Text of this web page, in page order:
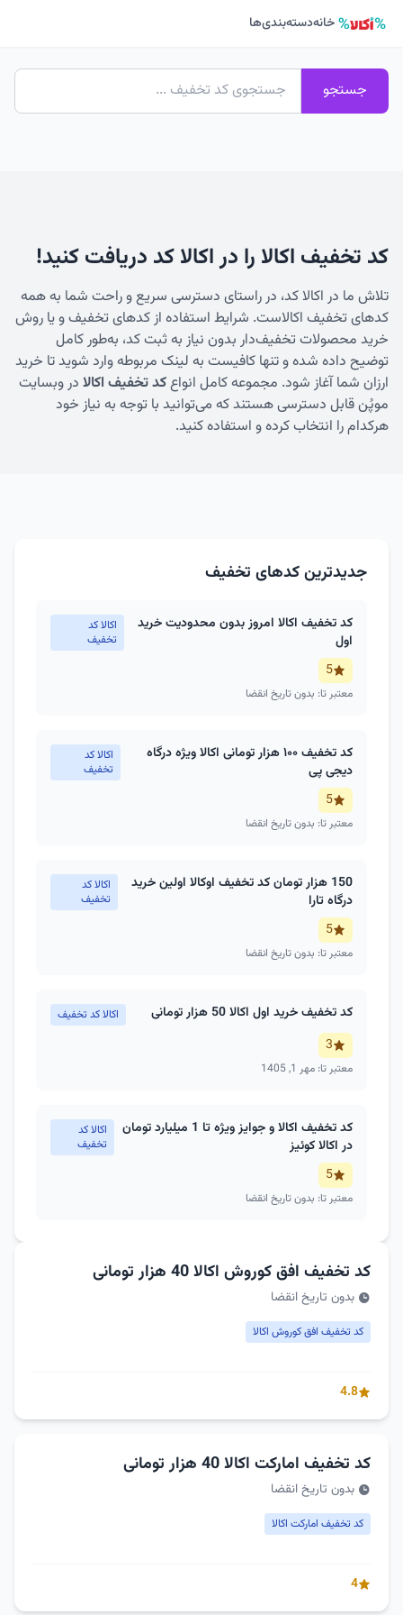
خانهدسته‌بندی‌ها
جستجو
کد تخفیف اکالا را در اکالا کد دریافت کنید!
تلاش ما در اکالا کد، در راستای دسترسی سریع و راحت شما به همه
کدهای تخفیف اکالاست. شرایط استفاده از کدهای تخفیف و یا روش
خرید محصولات تخفیف‌دار بدون نیاز به ثبت کد، به‌طور کامل
توضیح داده شده و تنها کافیست به لینک مربوطه وارد شوید تا خرید
ارزان شما آغاز شود. مجموعه کامل انواعکد تخفیف اکالا در وبسایت
موپُن قابل دسترسی هستند که می‌توانید با توجه به نیاز خود
هرکدام را انتخاب کرده و استفاده کنید.
جدیدترین کدهای تخفیف
کد تخفیف اکالا امروز بدون محدودیت خرید
اول
اکالا کد
تخفیف
5
معتبر تا: بدون تاریخ انقضا
کد تخفیف ۱۰۰ هزار تومانی اکالا ویژه درگاه
دیجی پی
اکالا کد
تخفیف
5
معتبر تا: بدون تاریخ انقضا
150 هزار تومان کد تخفیف اوکالا اولین خرید
درگاه تارا
اکالا کد
تخفیف
5
معتبر تا: بدون تاریخ انقضا
کد تخفیف خرید اول اکالا 50 هزار تومانی اکالا کد تخفیف
3
معتبر تا: مهر 1, 1405
کد تخفیف اکالا و جوایز ویژه تا 1 میلیارد تومان
در اکالا کوئیز
اکالا کد
تخفیف
5
معتبر تا: بدون تاریخ انقضا
کد تخفیف افق کوروش اکالا 40 هزار تومانی
بدون تاریخ انقضا
کد تخفیف افق کوروش اکالا
4.8
کد تخفیف امارکت اکالا 40 هزار تومانی
بدون تاریخ انقضا
کد تخفیف امارکت اکالا
4